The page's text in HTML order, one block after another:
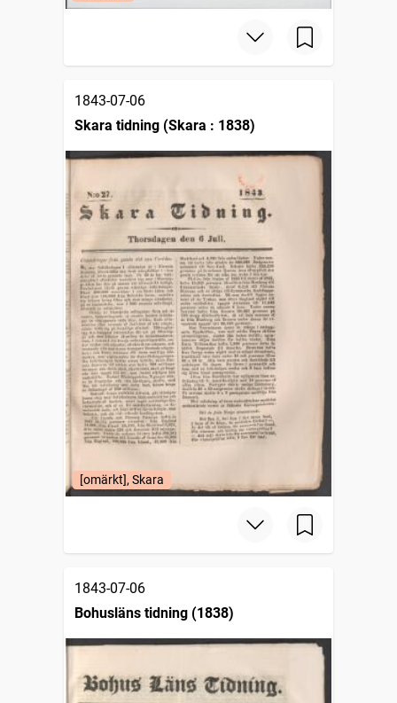
1843-07-06
Skara tidning (Skara : 1838)
[omärkt], Skara
1843-07-06
Bohusläns tidning (1838)